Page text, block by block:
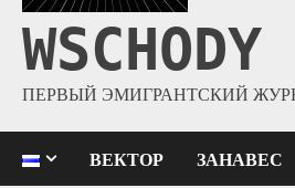
WSCHODY
ПЕРВЫЙ ЭМИГРАНТСКИЙ
ВЕКТОР ЗАНАВЕС